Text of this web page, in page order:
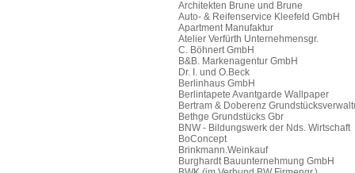
Architekten Brune und Brune
Auto- & Reifenservice Kleefeld GmbH
Apartment Manufaktur
Atelier Verfürth Unternehmensgr.
C. Böhnert GmbH
B&B. Markenagentur GmbH
Dr. I. und O.Beck
Berlinhaus GmbH
Berlintapete Avantgarde Wallpaper
Bertram & Doberenz
Bethge Grundstücks Gbr
BNW - Bildungswerk der Nds. Wirtschaft
BoConcept
Brinkmann.Weinkauf
Burghardt Bauunternehmung GmbH